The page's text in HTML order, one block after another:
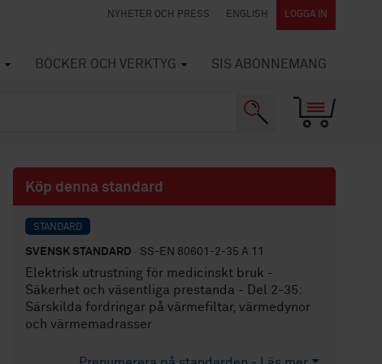
NYHETER OCH PRESS ENGLISH LOGGA IN
BÖCKER OCH VERKTYG SIS ABONNEMANG
Köp denna standard
STANDARD
SVENSK STANDARD · SS-EN 80601-2-35 A 11
Elektrisk utrustning för medicinskt bruk -
Säkerhet och väsentliga prestanda - Del 2-35:
Särskilda fordringar på värmefiltar, värmedynor
och värmemadrasser